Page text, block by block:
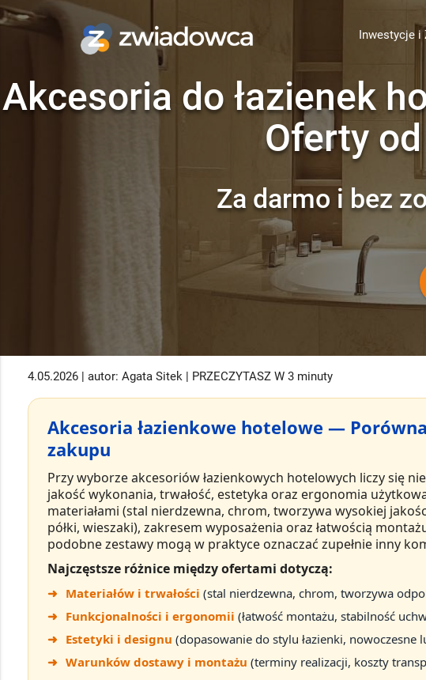
Inwestycje i
Akcesoria do łazienek
Oferty
Za darmo i bez
4.05.2026 | autor: Agata Sitek | PRZECZYTASZ W 3 minuty
Akcesoria łazienkowe hotelowe —
zakupu
Przy wyborzeakcesoriów łazienkowych hotelowych liczy się
jakość wykonania, trwałość, estetyka oraz ergonomia
materiałami (stal nierdzewna, chrom, tworzywa wysokiej
półki, wieszaki), zakresem wyposażenia oraz łatwością
podobne zestawy mogą w praktyce oznaczać zupełnie inny
Najczęstsze różnice między ofertami dotyczą:
➜ Materiałów i trwałości (stal nierdzewna, chrom, tworzywa
➜ Funkcjonalności i ergonomii (łatwość montażu, stabilność
➜ Estetyki i designu (dopasowanie do stylu łazienki, nowoczesne
➜ Warunków dostawy i montażu (terminy realizacji, koszty